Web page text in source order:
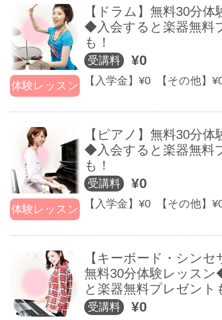
JAZZやオーケストラ、ロック・ポップ
ンルのバンドがあります♪
体験レッスン
【ドラム】無料30分
◆入会すると楽器無料
も！
受講料 ¥0
【入学金】¥0 【その他】
体験レッスン
【ピアノ】無料30分
◆入会すると楽器無料
も！
受講料 ¥0
【入学金】¥0 【その他】
【キーボード・シン
無料30分体験レッス
と楽器無料プレゼント
受講料 ¥0